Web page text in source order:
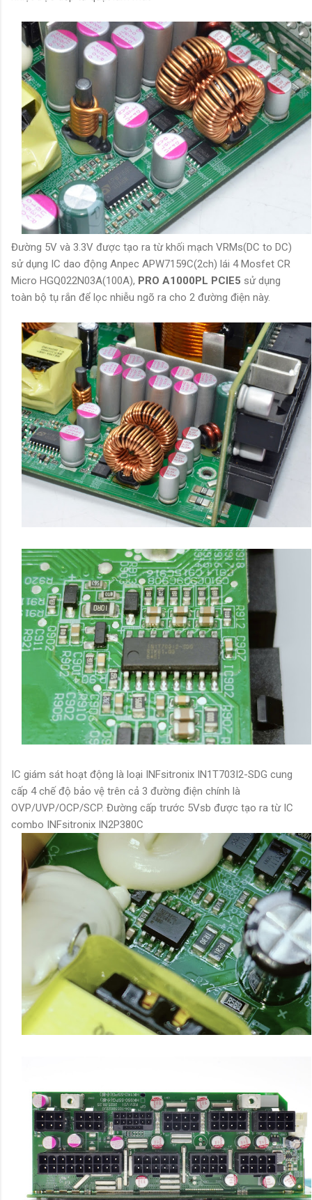
Đường 5V và 3.3V được tạo ra từ khối mạch VRMs(DC to DC)
sử dụng IC dao động Anpec APW7159C(2ch) lái 4 Mosfet CR
Micro HGQ022N03A(100A), PRO A1000PL PCIE5 sử dụng
toàn bộ tụ rắn để lọc nhiễu ngõ ra cho 2 đường điện này.
IC giám sát hoạt động là loại INFsitronix IN1T703I2-SDG cung
cấp 4 chế độ bảo vệ trên cả 3 đường điện chính là
OVP/UVP/OCP/SCP. Đường cấp trước 5Vsb được tạo ra từ IC
combo
INFsitronix IN2P380C